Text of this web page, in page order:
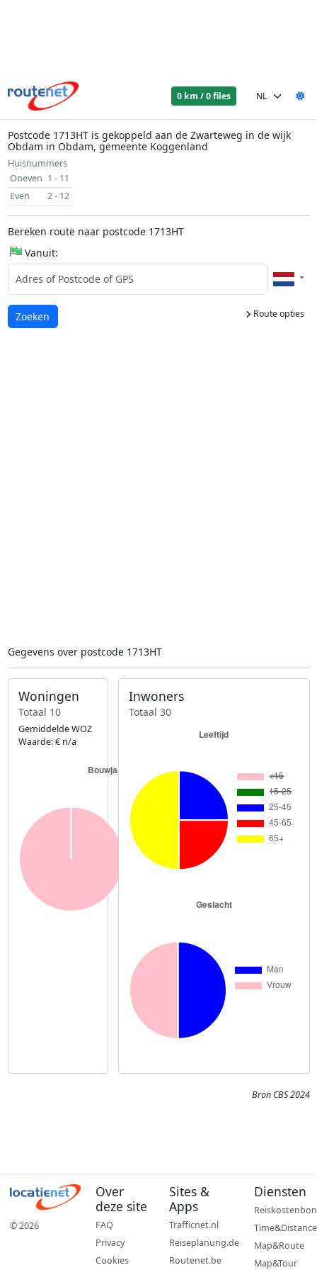
0 km / 0 files
Postcode 1713HT is gekoppeld aan de Zwarteweg in de wijk
Obdam in Obdam, gemeente Koggenland
Huisnummers
Oneven 1 - 11
Even
2 - 12
Bereken route naar postcode 1713HT
Vanuit:
Route opties
Laden...
Zoeken
Gegevens over postcode 1713HT
Woningen
Totaal 10
Gemiddelde WOZ
Waarde: € n/a
Inwoners
Totaal 30
Bron CBS 2024
© 2026
Over
deze site
FAQ
Privacy
Cookies
Sites &
Apps
Trafficnet.nl
Reiseplanung.de
Routenet.be
Diensten
Reiskostenbon
Time&Distance
Map&Route
Map&Tour